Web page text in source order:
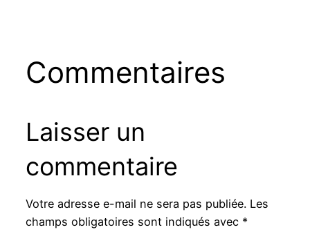
Commentaires
Laisser un
commentaire
Votre adresse e-mail ne sera pas publiée. Les
champs obligatoires sont indiqués avec *